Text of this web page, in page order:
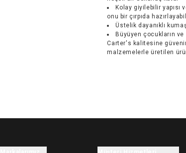
Kolay giyilebilir yapısı
onu bir çırpıda
Üstelik dayanıklı
Büyüyen çocukların
Carter's kalitesine
malzemelerle üretilen